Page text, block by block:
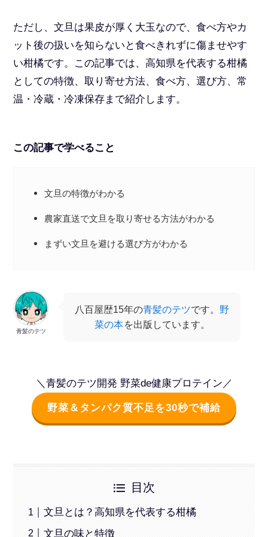
ただし、文旦は果皮が厚く大玉なので、食べ方やカ
ット後の扱いを知らないと食べきれずに傷ませやす
い柑橘です。この記事では、高知県を代表する柑橘
としての特徴、取り寄せ方法、食べ方、選び方、常
温・冷蔵・冷凍保存まで紹介します。
この記事で学べること
文旦の特徴がわかる
農家直送で文旦を取り寄せる方法がわかる
まずい文旦を避ける選び方がわかる
青髪のテツ
八百屋歴15年の青髪のテツです。 野
菜の本を出版しています。
＼青髪のテツ開発 野菜de健康プロテイン／
野菜＆タンパク質不足を30秒で補給
目次
文旦とは？高知県を代表する柑橘
文旦の味と特徴